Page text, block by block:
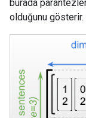
burada
olduğunu gösterir.